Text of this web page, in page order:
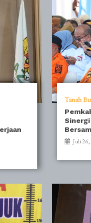
Tanah
Juli